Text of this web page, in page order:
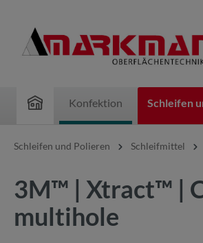
Konfektion Schleifen
Schleifen und Polieren Schleifmittel
3M™ | Xtract™ |
multihole